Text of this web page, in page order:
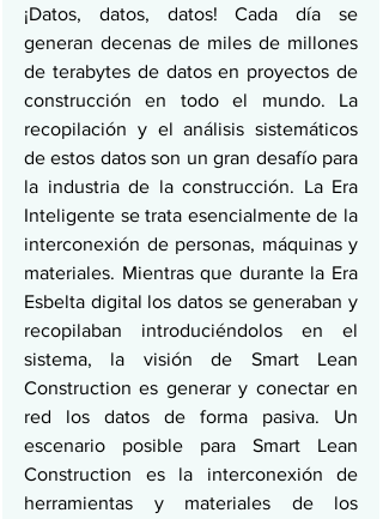
¡Datos, datos, datos! Cada día se
generan decenas de miles de millones
de terabytes de datos en proyectos de
construcción en todo el mundo. La
recopilación y el análisis sistemáticos
de estos datos son un gran desafío para
la industria de la construcción. La Era
Inteligente se trata esencialmente de la
interconexión de personas, máquinas y
materiales. Mientras que durante la Era
Esbelta digital los datos se generaban y
recopilaban introduciéndolos en el
sistema, la visión de Smart Lean
Construction es generar y conectar en
red los datos de forma pasiva. Un
escenario posible para Smart Lean
Construction es la interconexión de
herramientas y materiales de los